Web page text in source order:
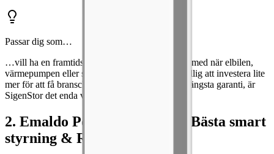
Passar dig som…
…vill ha en framtidssäker lösning som kan följa med när elbilen,
värmepumpen eller solpanelerna växer. Är du villig att investera lite
mer för att få branschens bästa AI-styrning och längsta garanti, är
SigenStor det enda valet.
2. Emaldo Power Store AI — Bästa smart
styrning & ROI